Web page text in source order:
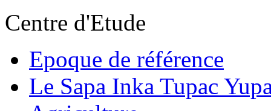
Centre d'Etude
Epoque de référence
Le Sapa Inka Tupac